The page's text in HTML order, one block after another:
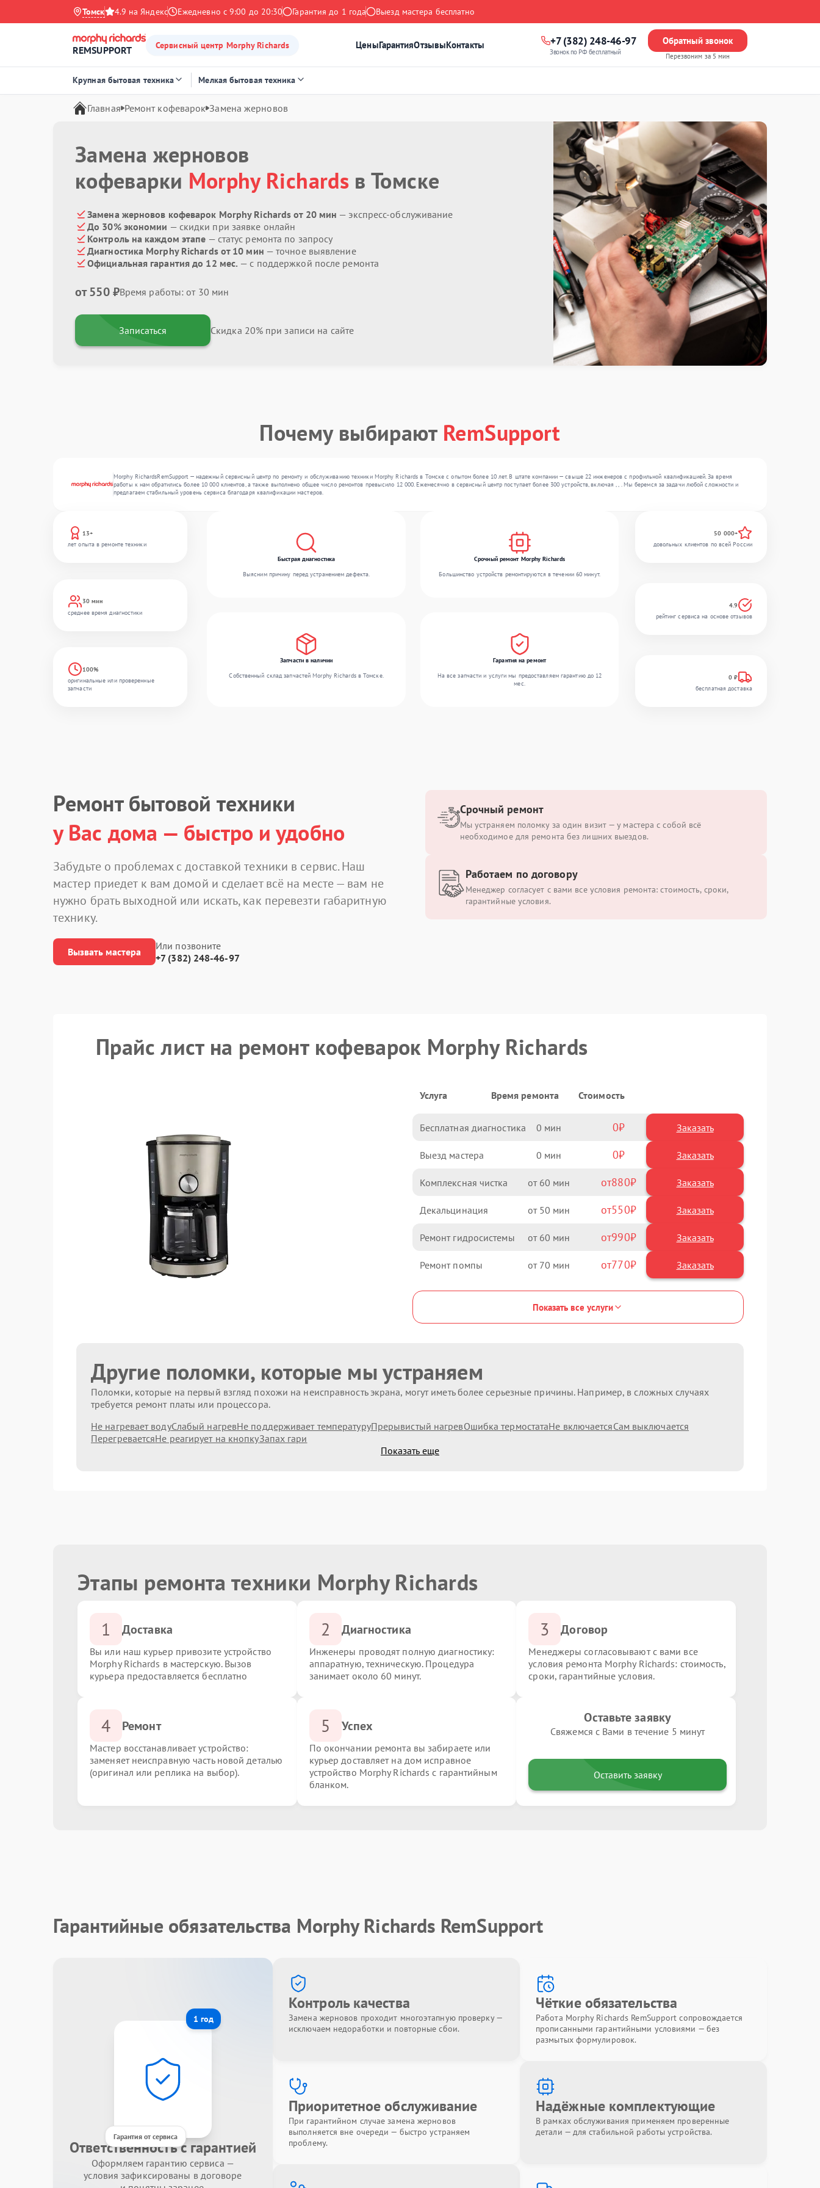
Томск 4.9 на Яндекс Ежедневно с 9:00 до 20:30 Гарантия до 1 года Выезд мастера бесплатно
REMSUPPORT Сервисный центр Morphy Richards ЦеныГарантияОтзывыКонтакты +7 (382) 248-46-97
Звонок по РФ бесплатный
Обратный звонок
Перезвоним за 5 мин
Крупная бытовая техника Мелкая бытовая техника
Главная Ремонт кофеварок Замена жерновов
Замена жерновов
кофеварки Morphy Richards в Томске
Замена жерновов кофеварок Morphy Richards от 20 мин — экспресс-обслуживание
До 30% экономии — скидки при заявке онлайн
Контроль на каждом этапе — статус ремонта по запросу
Диагностика Morphy Richards от 10 мин — точное выявление
Официальная гарантия до 12 мес. — с поддержкой после ремонта
от 550 ₽Время работы: от 30 мин
Записаться Скидка 20% при записи на сайте
Почему выбирают RemSupport
Morphy RichardsRemSupport — надежный сервисный центр по ремонту и обслуживанию техники Morphy Richards в Томске с опытом более 10 лет. В штате компании — свыше 22 инженеров с профильной квалификацией. За время
работы к нам обратились более 10 000 клиентов, а также выполнено общее число ремонтов превысило 12 000. Ежемесячно в сервисный центр поступает более 300 устройств, включая , , . Мы беремся за задачи любой сложности и
предлагаем стабильный уровень сервиса благодаря квалификации мастеров.
13+
лет опыта в ремонте техники
30 мин
среднее время диагностики
100%
оригинальные или проверенные
запчасти
Быстрая диагностика
Выясним причину перед устранением дефекта.
Срочный ремонт Morphy Richards
Большинство устройств ремонтируются в течении 60 минут.
Запчасти в наличии
Собственный склад запчастей Morphy Richards в Томске.
Гарантия на ремонт
На все запчасти и услуги мы предоставляем гарантию до 12
мес.
50 000+
довольных клиентов по всей России
4.9
рейтинг сервиса на основе отзывов
0 ₽
бесплатная доставка
Ремонт бытовой техники
у Вас дома — быстро и удобно
Забудьте о проблемах с доставкой техники в сервис. Наш
мастер приедет к вам домой и сделает всё на месте — вам не
нужно брать выходной или искать, как перевезти габаритную
технику.
Вызвать мастера
Или позвоните
+7 (382) 248-46-97
Срочный ремонт
Мы устраняем поломку за один визит — у мастера с собой всё
необходимое для ремонта без лишних выездов.
Работаем по договору
Менеджер согласует с вами все условия ремонта: стоимость, сроки,
гарантийные условия.
Прайс лист на ремонт кофеварок Morphy Richards
Услуга Время ремонта Стоимость
Бесплатная диагностика 0 0 Заказать
Выезд мастера 0 0 Заказать
Комплексная чистка 60 880
Декальцинация 50 550
Ремонт гидросистемы 60 990
Ремонт помпы 70 770
Показать все услуги
Другие поломки, которые мы устраняем
Поломки, которые на первый взгляд похожи на неисправность экрана, могут иметь более серьезные причины. Например, в сложных случаях
требуется ремонт платы или процессора.
Не нагревает водуСлабый нагревНе поддерживает температуруПрерывистый нагревОшибка термостатаНе включаетсяСам выключается
ПерегреваетсяНе реагирует на кнопкуЗапах гари
Показать еще
Этапы ремонта техники Morphy Richards
1 Доставка
Вы или наш курьер привозите устройство
Morphy Richards в мастерскую. Вызов
курьера предоставляется бесплатно
2 Диагностика
Инженеры проводят полную диагностику:
аппаратную, техническую. Процедура
занимает около 60 минут.
3 Договор
Менеджеры согласовывают с вами все
условия ремонта Morphy Richards: стоимость,
сроки, гарантийные условия.
4 Ремонт
Мастер восстанавливает устройство:
заменяет неисправную часть новой деталью
(оригинал или реплика на выбор).
5 Успех
По окончании ремонта вы забираете или
курьер доставляет на дом исправное
устройство Morphy Richards с гарантийным
бланком.
Оставьте заявку
Свяжемся с Вами в течение 5 минут
Оставить заявку
Гарантийные обязательства Morphy Richards RemSupport
1 год
Гарантия от сервиса
Ответственность с гарантией
Оформляем гарантию сервиса —
условия зафиксированы в договоре
Контроль качества
Замена жерновов проходит многоэтапную проверку —
исключаем недоработки и повторные сбои.
Чёткие обязательства
Работа Morphy Richards RemSupport сопровождается
прописанными гарантийными условиями — без
размытых формулировок.
Приоритетное обслуживание
При гарантийном случае замена жерновов
выполняется вне очереди — быстро устраняем
проблему.
Надёжные комплектующие
В рамках обслуживания применяем проверенные
детали — для стабильной работы устройства.